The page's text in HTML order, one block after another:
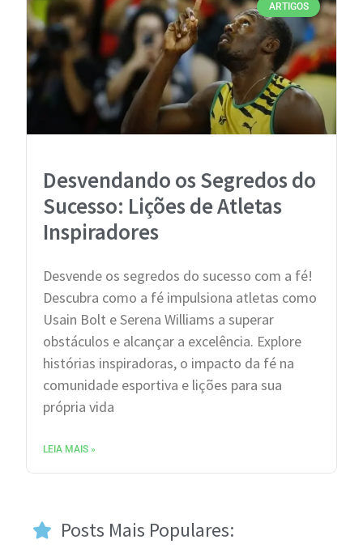
ARTIGOS
Desvendando os Segredos do
Sucesso: Lições de Atletas
Inspiradores
Desvende os segredos do sucesso com a fé!
Descubra como a fé impulsiona atletas como
Usain Bolt e Serena Williams a superar
obstáculos e alcançar a excelência. Explore
histórias inspiradoras, o impacto da fé na
comunidade esportiva e lições para sua
própria vida
LEIA MAIS »
Posts Mais Populares: